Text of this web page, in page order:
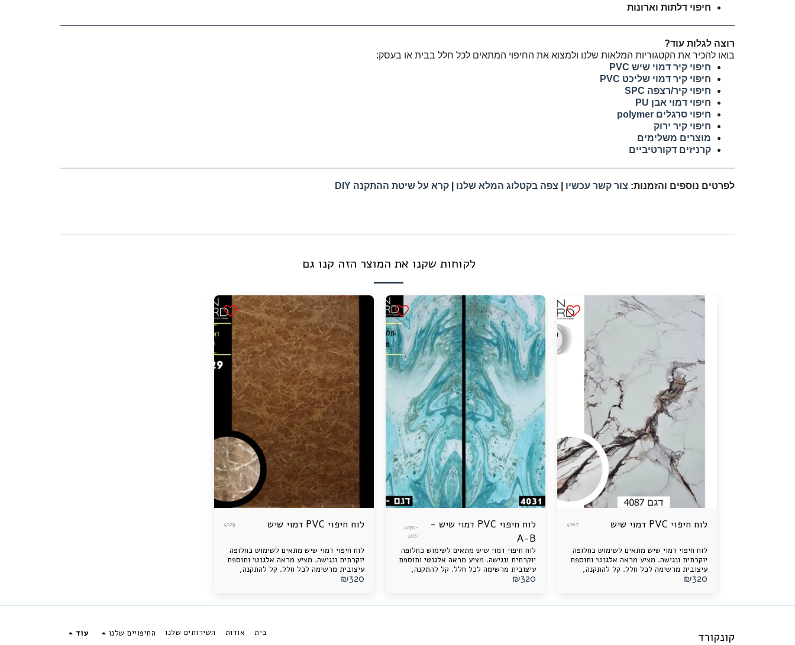
חיפוי דלתות וארונות
רוצה לגלות עוד?
בואו להכיר את הקטגוריות המלאות שלנו ולמצוא את החיפוי המתאים לכל חלל בבית או בעסק:
חיפוי קיר דמוי שיש PVC
חיפוי קיר דמוי שליכט PVC
חיפוי קיר/רצפה SPC
חיפוי דמוי אבן PU
חיפוי סרגלים polymer
חיפוי קיר ירוק
מוצרים משלימים
קרניזים דקורטיביים
לפרטים נוספים והזמנות: צור קשר עכשיו צפה בקטלוג המלא שלנו קרא על שיטת ההתקנה DIY
לקוחות שקנו את המוצר הזה קנו גם
לוח חיפוי PVC דמוי שיש 4087
לוח חיפוי דמוי שיש מתאים לשימוש כחלופה
יוקרתית ונגישה. מציע מראה אלגנטי ותוספת
עיצובית מרשימה לכל חלל. קל להתקנה,
עמיד לאורך זמן ונוח לתחזוקה.
₪320
לוח חיפוי PVC דמוי שיש -
A-B
4030-
4031
לוח חיפוי דמוי שיש מתאים לשימוש כחלופה
יוקרתית ונגישה. מציע מראה אלגנטי ותוספת
עיצובית מרשימה לכל חלל. קל להתקנה,
עמיד לאורך זמן ונוח לתחזוקה.
₪320
לוח חיפוי PVC דמוי שיש 4029
לוח חיפוי דמוי שיש מתאים לשימוש כחלופה
יוקרתית ונגישה. מציע מראה אלגנטי ותוספת
עיצובית מרשימה לכל חלל. קל להתקנה,
עמיד לאורך זמן ונוח לתחזוקה.
₪320
קונקורד בית אודות השירותים שלנו החיפויים שלנו עוד